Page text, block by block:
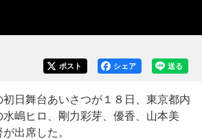
送る
シェア
ポスト
日舞台あいさつが１８日、東京都内
嶋ヒロ、剛力彩芽、優香、山本美
出席した。